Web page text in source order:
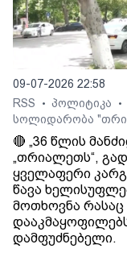
09-07-2026 22:58
RSS
• პოლიტიკა •
სოლიდარობა
🔴 „36 წლის
„თრიალეთს“,
ყველაფერი
წავა
მოთხოვნა
დამფუძნებელი.